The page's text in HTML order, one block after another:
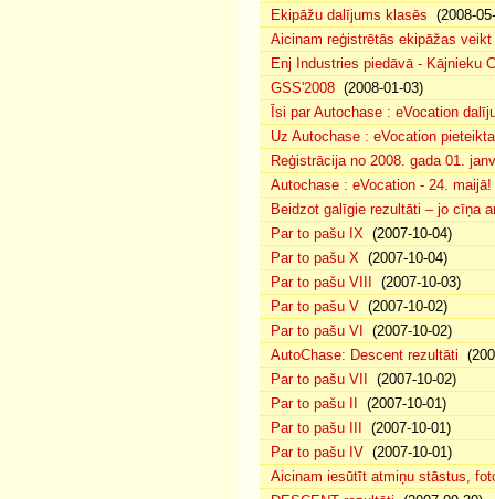
Ekipāžu dalījums klasēs (2008-
Aicinam reģistrētās ekipāžas
Enj Industries piedāvā - Kājnieku
GSS'2008 (2008-01-03)
Īsi par Autochase : eVocation
Uz Autochase : eVocation
Reģistrācija no 2008. gada 01.
Autochase : eVocation - 24. maijā!
Beidzot galīgie rezultāti – jo cīņa
Par to pašu IX (2007-10-04)
Par to pašu X (2007-10-04)
Par to pašu VIII
(2007-10-03)
Par to pašu V (2007-10-02)
Par to pašu VI
(2007-10-02)
AutoChase: Descent rezultāti
Par to pašu VII
(2007-10-02)
Par to pašu II
(2007-10-01)
Par to pašu III
(2007-10-01)
Par to pašu IV (2007-10-01)
Aicinam iesūtīt atmiņu stāstus,